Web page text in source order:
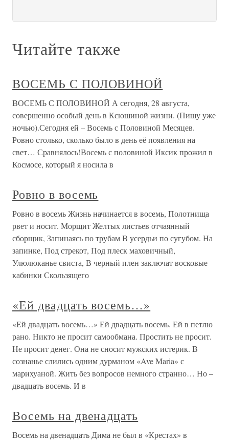
Читайте также
ВОСЕМЬ С ПОЛОВИНОЙ
ВОСЕМЬ С ПОЛОВИНОЙ А сегодня, 28 августа,
совершенно особый день в Ксюшиной жизни. (Пишу уже
ночью).Сегодня ей – Восемь с Половиной Месяцев.
Ровно столько, сколько было в день её появления на
свет… Сравнялось!Восемь с половиной Иксик прожил в
Космосе, который я носила в
Ровно в восемь
Ровно в восемь Жизнь начинается в восемь, Полотнища
рвет и носит. Морщит Желтых листьев отчаянный
сборщик, Запинаясь по трубам В усердьи по сугубом. На
запинке, Под стрекот, Под плеск маховичный,
Улюлюканье свиста, В черный плен заключат восковые
кабинки Скользящего
«Ей двадцать восемь…»
«Ей двадцать восемь…» Ей двадцать восемь. Ей в петлю
рано. Никто не просит самообмана. Простить не просит.
Не просит денег. Она не сносит мужских истерик. В
сознанье слились одним дурманом «Ave Maria» с
марихуаной. Жить без вопросов немного странно… Но –
двадцать восемь. И в
Восемь на двенадцать
Восемь на двенадцать Дима не был в «Крестах» в